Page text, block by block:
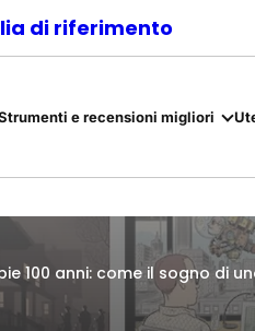
di riferimento
e recensioni migliori
100 anni: come il sogno di